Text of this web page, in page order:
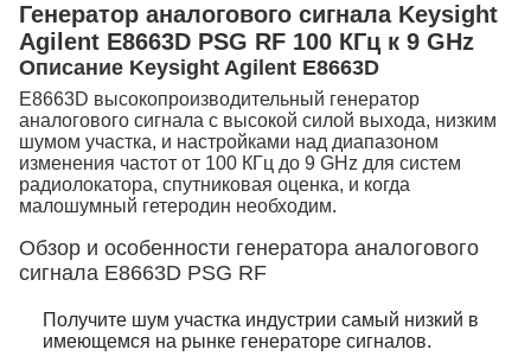
Генератор аналогового сигнала Keysight
Agilent E8663D PSG RF 100 КГц к 9 GHz
Описание Keysight Agilent E8663D
E8663D высокопроизводительный генератор
аналогового сигнала с высокой силой выхода, низким
шумом участка, и настройками над диапазоном
изменения частот от 100 КГц до 9 GHz для систем
радиолокатора, спутниковая оценка, и когда
малошумный гетеродин необходим.
Обзор и особенности генератора аналогового
сигнала E8663D PSG RF
Получите шум участка индустрии самый низкий в
имеющемся на рынке генераторе сигналов.